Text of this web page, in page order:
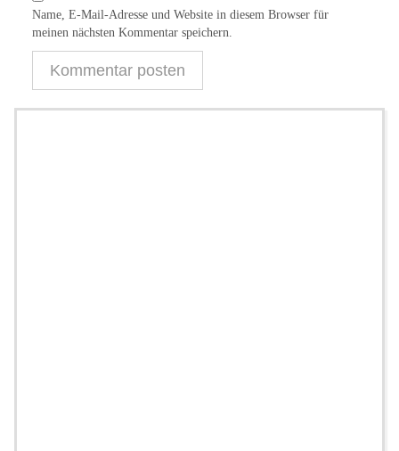
Name, E-Mail-Adresse und Website in diesem Browser für
meinen nächsten Kommentar speichern.